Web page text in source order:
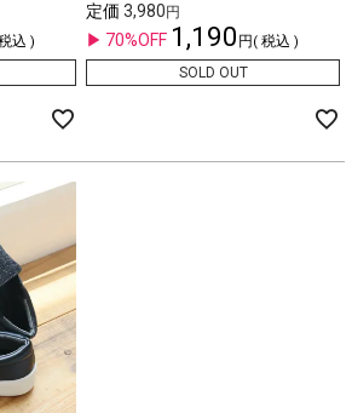
込
定価 3,980
70%OFF 1,190
税込
SOLD OUT